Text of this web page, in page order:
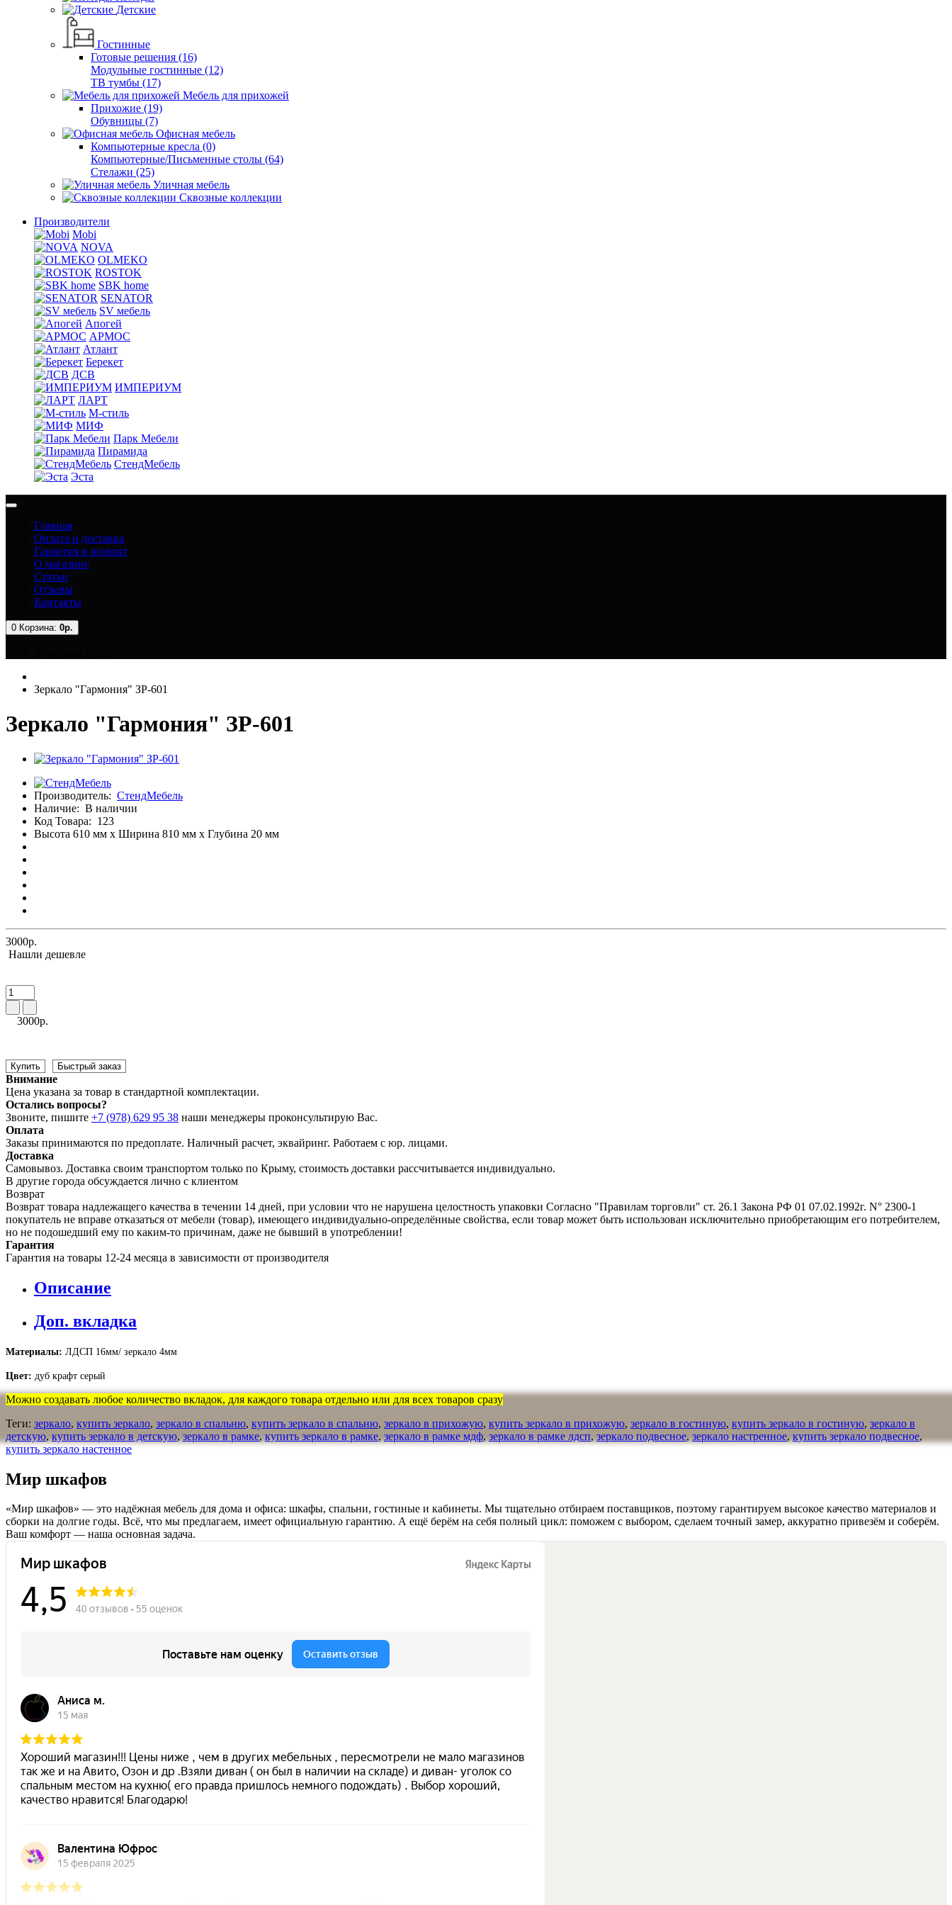
Детские
Гостинные
Готовые решения (16)
Модульные гостинные (12)
ТВ тумбы (17)
Мебель для прихожей
Прихожие (19)
Обувницы (7)
Офисная мебель
Компьютерные кресла (0)
Компьютерные/Письменные столы (64)
Стелажи (25)
Уличная мебель
Сквозные коллекции
Производители
Mobi
NOVA
OLMEKO
ROSTOK
SBK home
SENATOR
SV мебель
Апогей
АРМОС
Атлант
Берекет
ДСВ
ИМПЕРИУМ
ЛАРТ
М-стиль
МИФ
Парк Мебели
Пирамида
СтендМебель
Эста
Главная
Оплата и доставка
Гарантия и возврат
О магазине
Статьи
Отзывы
Контакты
0 Корзина: 0р.
Зеркало "Гармония" ЗР-601
Зеркало "Гармония" ЗР-601
Производитель: СтендМебель
Наличие: В наличии
Код Товара: 123
Высота 610 мм x Ширина 810 мм x Глубина 20 мм
3000р.
Нашли дешевле
3000р.
Купить Быстрый заказ
Внимание
Цена указана за товар в стандартной комплектации.
Остались вопросы?
Звоните, пишите +7 (978) 629 95 38 наши менеджеры проконсультирую Вас.
Оплата
Заказы принимаются по предоплате. Наличный расчет, эквайринг. Работаем с юр. лицами.
Доставка
Самовывоз. Доставка своим транспортом только по Крыму, стоимость доставки рассчитывается индивидуально.
В другие города обсуждается лично с клиентом
Возврат
Возврат товара надлежащего качества в течении 14 дней, при условии что не нарушена целостность упаковки Согласно "Правилам торговли" ст. 26.1 Закона РФ 01 07.02.1992г. N° 2300-1
покупатель не вправе отказаться от мебели (товар), имеющего индивидуально-определённые свойства, если товар может быть использован исключительно приобретающим его потребителем,
но не подошедший eмy по каким-то причинам, даже не бывший в употреблении!
Гарантия
Гарантия на товары 12-24 месяца в зависимости от производителя
Описание
Доп. вкладка
Материалы: ЛДСП 16мм/ зеркало 4мм
Цвет: дуб крафт серый
Можно создавать любое количество вкладок, для каждого товара отдельно или для всех товаров сразу
Теги: зеркало, купить зеркало, зеркало в спальню, купить зеркало в спальню, зеркало в прихожую, купить зеркало в прихожую, зеркало в гостиную, купить зеркало в гостиную, зеркало в
детскую, купить зеркало в детскую, зеркало в рамке, купить зеркало в рамке, зеркало в рамке мдф, зеркало в рамке лдсп, зеркало подвесное, зеркало настренное, купить зеркало подвесное,
купить зеркало настенное
Мир шкафов
«Мир шкафов» — это надёжная мебель для дома и офиса: шкафы, спальни, гостиные и кабинеты. Мы тщательно отбираем поставщиков, поэтому гарантируем высокое качество материалов и
сборки на долгие годы. Всё, что мы предлагаем, имеет официальную гарантию. А ещё берём на себя полный цикл: поможем с выбором, сделаем точный замер, аккуратно привезём и соберём.
Ваш комфорт — наша основная задача.